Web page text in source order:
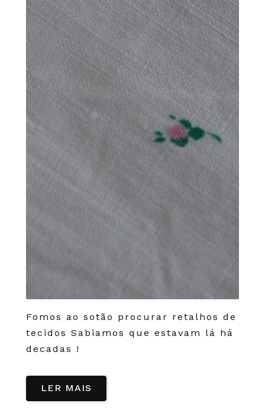
Fomos ao sotão procurar retalhos de
tecidos Sabiamos que estavam lá há
decadas !
LER MAIS